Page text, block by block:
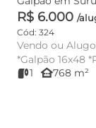
R$ 6.000 /
Cód: 324
Vendo ou
*Galpão 16x48 *Pé direito com 8,50m de altura *Cisterna
com capta...
1 other_houses768 m²